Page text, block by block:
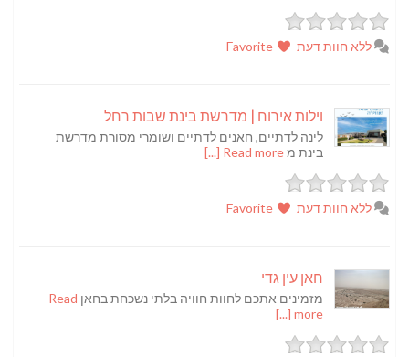
ללא חוות דעת
וילות אירוח | מדרשת בינת שבות רחל
לינה לדתיים, חאנים לדתיים ושומרי מסורת מדרשת
בינת מRead more [...]
ללא חוות דעת
חאן עין גדי
מזמינים אתכם לחוות חוויה בלתי נשכחת בחאן Read
more [...]